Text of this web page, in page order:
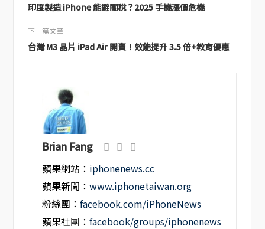
印度製造 iPhone 能避關稅？2025 手機漲價危機
下一篇文章
台灣 M3 晶片 iPad Air 開賣！效能提升 3.5 倍+教育優惠
Brian Fang
蘋果網站： iphonenews.cc
蘋果新聞：www.iphonetaiwan.org
粉絲團：facebook.com/iPhoneNews
蘋果社團：facebook/groups/iphonenews